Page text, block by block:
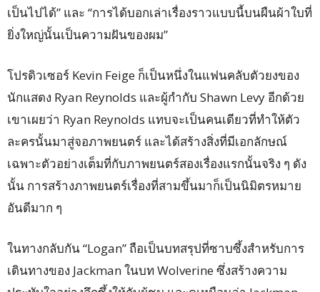
เป็นไปได้” และ “การได้บอกเล่าเรื่องราวแบบนี้บนผืนผ้าใบที่
ยิ่งใหญ่นั้นเป็นความฝันของผม”
โปรดิวเซอร์ Kevin Feige ก็เป็นหนึ่งในแฟนคลับตัวยงของ
นักแสดง Ryan Reynolds และผู้กำกับ Shawn Levy อีกด้วย
เขาเผยว่า Ryan Reynolds แทบจะเป็นคนเดียวที่ทำให้ตัว
ละครนั้นมาสู่จอภาพยนตร์ และได้สร้างสิ่งที่มีเอกลักษณ์
เฉพาะตัวอย่างเต็มที่กับภาพยนตร์สองเรื่องแรกนั้นจริง ๆ ดัง
นั้น การสร้างภาพยนตร์เรื่องที่สามขึ้นมาก็เป็นนิมิตรหมาย
อันดีมาก ๆ
ในทางกลับกัน “Logan” ถือเป็นบทสรุปที่ซาบซึ้งสำหรับการ
เดินทางของ Jackman ในบท Wolverine ซึ่งสร้างความ